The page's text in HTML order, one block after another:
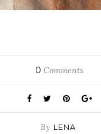
0 Comments
By LENA